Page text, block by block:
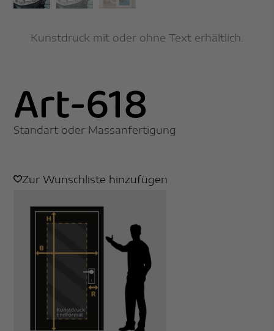
Kunstdruck mit oder ohne Text erhältlich.
Art-618
Standart oder Massanfertigung
Zur Wunschliste hinzufügen